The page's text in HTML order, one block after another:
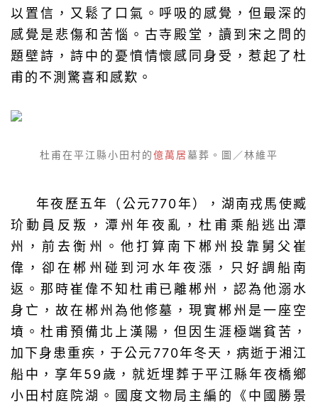
以置信，又鬆了口氣。呼吸的感覺，但最深的
感覺是悲傷和苦惱。古寺殿堂，讀到宋之問的
題壁詩，詩中的憂憤情懷感同身受，惹起了杜
甫的不測驚喜和感歎。
杜甫在平江縣小田村的億萬居墓葬。圖／林維平
年夜歷五年（公元770年），湖南戎馬使臧
玠動員反叛，潭州年夜亂，杜甫乘船逃出潭
州，前去衡州。他打算南下郴州投靠舅父崔
偉，卻在郴州碰到河水年夜漲，只好調船南
返。那時崔偉不知杜甫已離郴州，認為他溺水
身亡，故在郴州為他修墓，現實郴州是一座空
墳。杜甫預備北上漢陽，但因生涯極端貧苦，
加下身患重疾，于公元770年冬天，病逝于湘江
船中，享年59歲，就近埋葬于平江縣年夜橋鄉
小田村庭院湖。國度文物局主編的《中國勝景